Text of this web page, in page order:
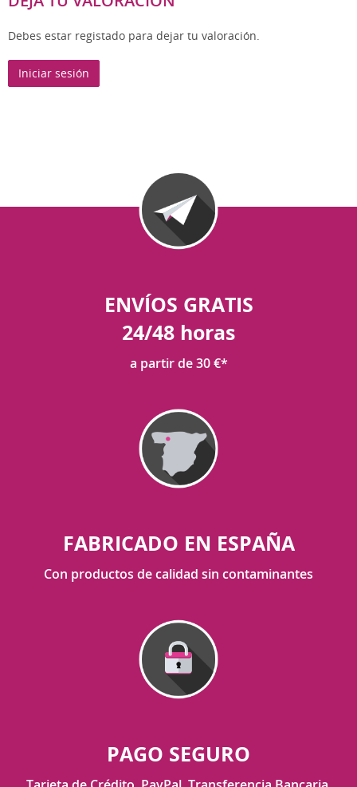
Debes estar registado para dejar tu valoración.
Iniciar sesión
ENVÍOS GRATIS
24/48 horas
a partir de 30 €*
FABRICADO EN ESPAÑA
Con productos de calidad sin contaminantes
PAGO SEGURO